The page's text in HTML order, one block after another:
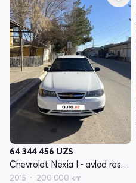
64 344 456 UZS
Chevrolet Nexia I - avlod restayling
2015 200 000 km